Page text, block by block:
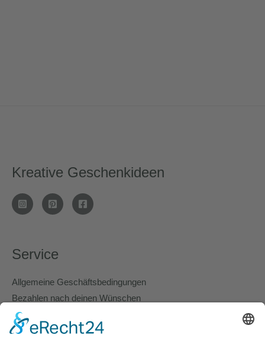
Kreative Geschenkideen
Service
Allgemeine Geschäftsbedingungen
Bezahlen nach deinen Wünschen
Lieferung und Versand
Richtlinie für Rückerstattungen